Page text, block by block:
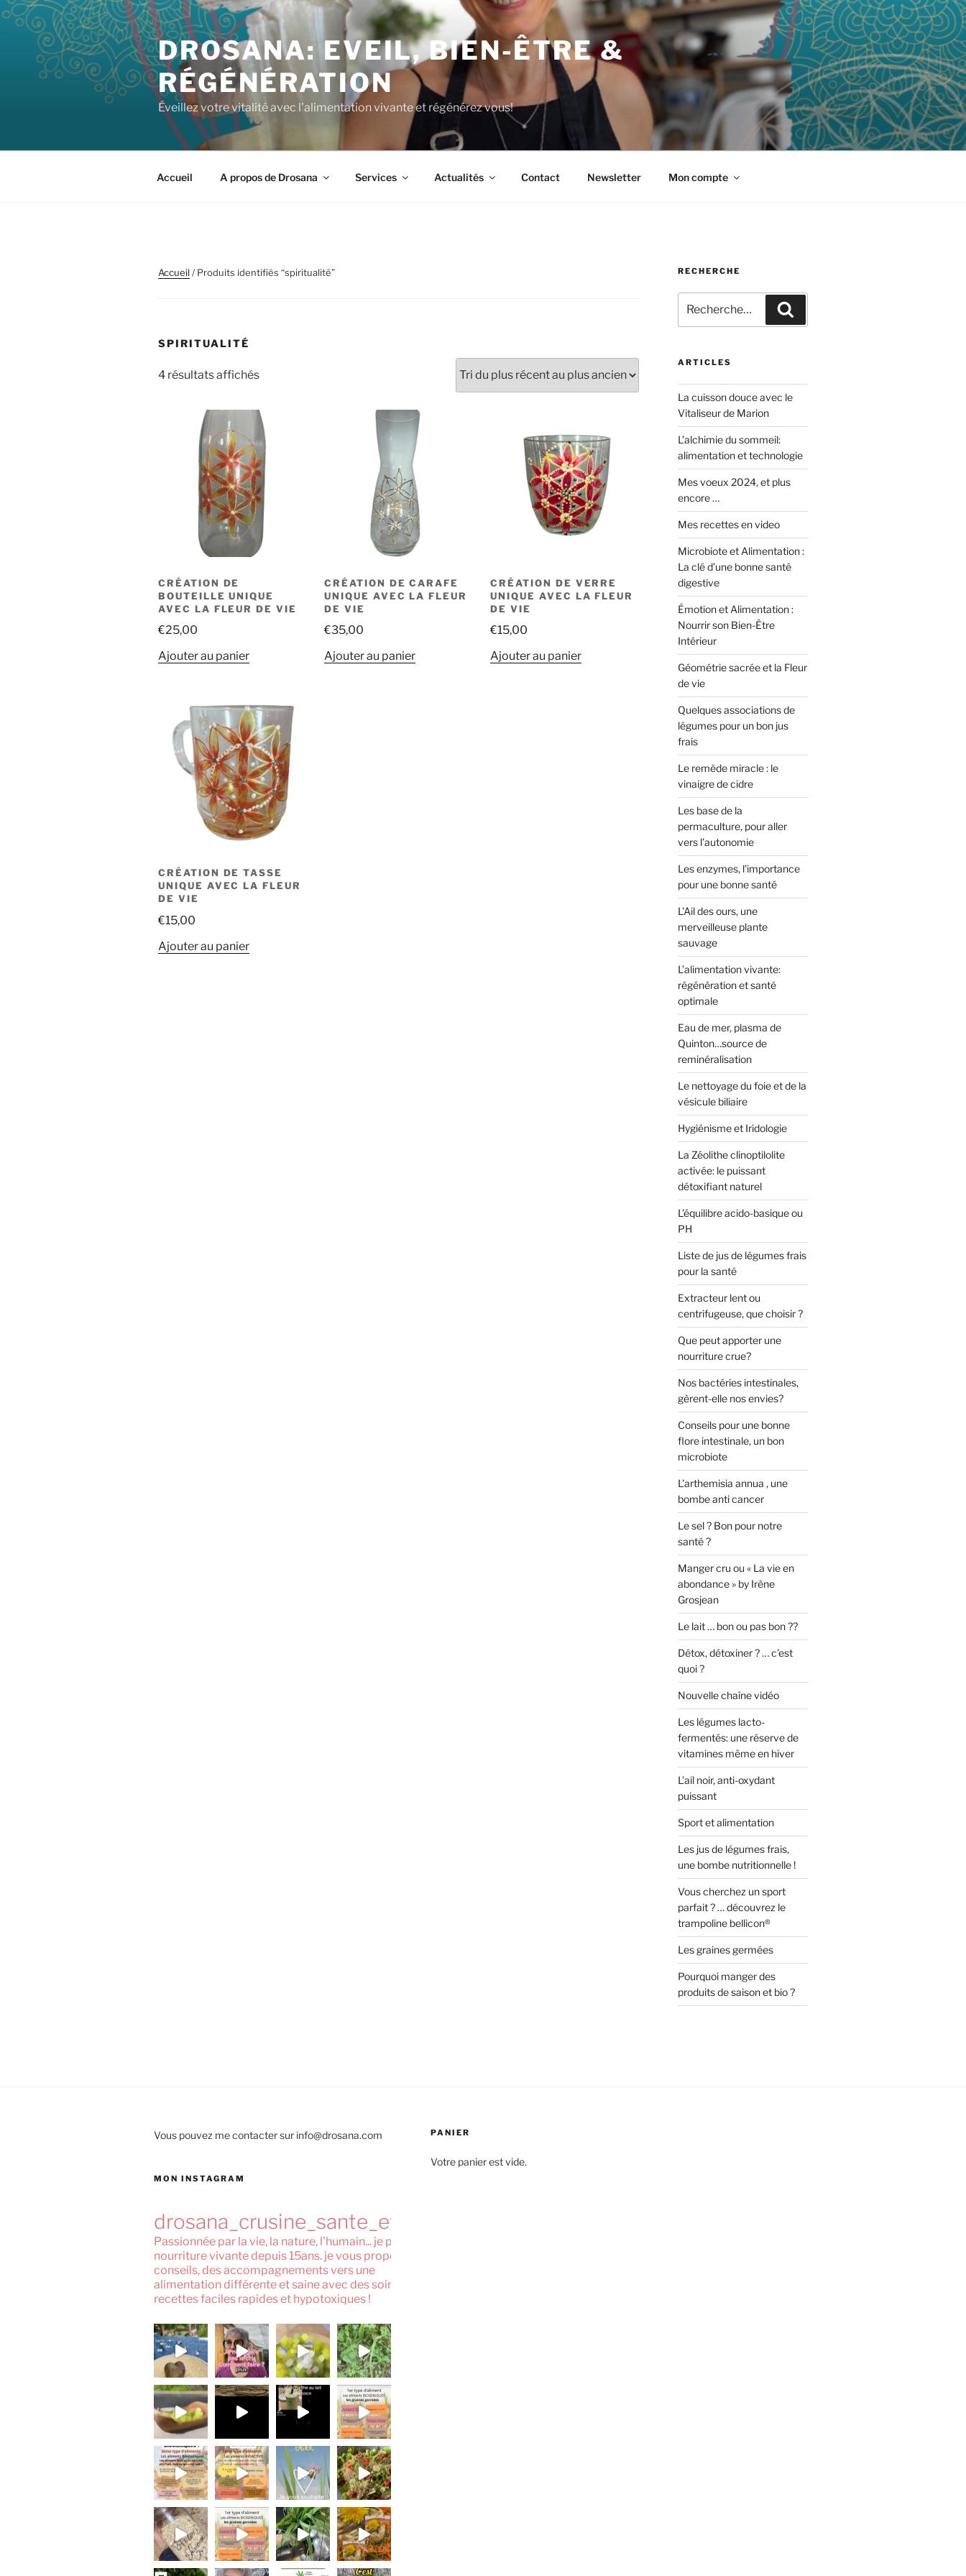
DROSANA: EVEIL, BIEN-ÊTRE &
RÉGÉNÉRATION
Éveillez votre vitalité avec l'alimentation vivante et régénérez vous!
Accueil A propos de Drosana Services Actualités Contact Newsletter Mon compte
Accueil/ Produits identifiés “spiritualité”
SPIRITUALITÉ
4 résultats affichés
CRÉATION DE
BOUTEILLE UNIQUE
AVEC LA FLEUR DE VIE
€25,00
Ajouter au panier
CRÉATION DE CARAFE
UNIQUE AVEC LA FLEUR
DE VIE
€35,00
Ajouter au panier
CRÉATION DE VERRE
UNIQUE AVEC LA FLEUR
DE VIE
€15,00
Ajouter au panier
CRÉATION DE TASSE
UNIQUE AVEC LA FLEUR
DE VIE
€15,00
Ajouter au panier
RECHERCHE
ARTICLES
La cuisson douce avec le
Vitaliseur de Marion
L’alchimie du sommeil:
alimentation et technologie
Mes voeux 2024, et plus
encore …
Mes recettes en video
Microbiote et Alimentation :
La clé d’une bonne santé
digestive
Émotion et Alimentation :
Nourrir son Bien-Être
Intérieur
Géométrie sacrée et la Fleur
de vie
Quelques associations de
légumes pour un bon jus
frais
Le remède miracle : le
vinaigre de cidre
Les base de la
permaculture, pour aller
vers l’autonomie
Les enzymes, l’importance
pour une bonne santé
L’Ail des ours, une
merveilleuse plante
sauvage
L’alimentation vivante:
régénération et santé
optimale
Eau de mer, plasma de
Quinton…source de
reminéralisation
Le nettoyage du foie et de la
vésicule biliaire
Hygiénisme et Iridologie
La Zéolithe clinoptilolite
activée: le puissant
détoxifiant naturel
L’équilibre acido-basique ou
PH
Liste de jus de légumes frais
pour la santé
Extracteur lent ou
centrifugeuse, que choisir ?
Que peut apporter une
nourriture crue?
Nos bactéries intestinales,
gèrent-elle nos envies?
Conseils pour une bonne
flore intestinale, un bon
microbiote
L’arthemisia annua , une
bombe anti cancer
Le sel ? Bon pour notre
santé ?
Manger cru ou « La vie en
abondance » by Irène
Grosjean
Le lait … bon ou pas bon ??
Détox, détoxiner ? … c’est
quoi ?
Nouvelle chaîne vidéo
Les légumes lacto-
fermentés: une réserve de
vitamines même en hiver
L’ail noir, anti-oxydant
puissant
Sport et alimentation
Les jus de légumes frais,
une bombe nutritionnelle !
Vous cherchez un sport
parfait ? … découvrez le
trampoline bellicon®
Les graines germées
Pourquoi manger des
produits de saison et bio ?
Vous pouvez me contacter sur info@drosana.com
MON INSTAGRAM
drosana_crusine_sante_eveil_
Passionnée par la vie, la nature, l'humain... je prône la
nourriture vivante depuis 15ans. je vous propose des
conseils, des accompagnements vers une
alimentation différente et saine avec des soins, des
recettes faciles rapides et hypotoxiques !
PANIER
Votre panier est vide.